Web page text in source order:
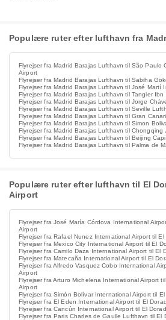
Populære ruter efter lufthavn fra
Flyrejser fra Madrid Barajas Lufthavn til São Paulo
Airport
Flyrejser fra Madrid Barajas Lufthavn til Sabiha
Flyrejser fra Madrid Barajas Lufthavn til José Martí
Flyrejser fra Madrid Barajas Lufthavn til Tangier
Flyrejser fra Madrid Barajas Lufthavn til Jorge
Flyrejser fra Madrid Barajas Lufthavn til Seville
Flyrejser fra Madrid Barajas Lufthavn til Gran
Flyrejser fra Madrid Barajas Lufthavn til Simon
Flyrejser fra Madrid Barajas Lufthavn til Chongqing
Flyrejser fra Madrid Barajas Lufthavn til Beijing
Flyrejser fra Madrid Barajas Lufthavn til Palma de
Populære ruter efter lufthavn til El
Airport
Flyrejser fra José María Córdova International
Airport
Flyrejser fra Rafael Nunez International Airport til
Flyrejser fra Mexico City International Airport til El
Flyrejser fra Camilo Daza International Airport til El
Flyrejser fra Matecaña International Airport til El
Flyrejser fra Alfredo Vasquez Cobo International
Airport
Flyrejser fra Arturo Michelena International Airport
Airport
Flyrejser fra Simón Bolívar International Airport til
Flyrejser fra El Eden International Airport til El
Flyrejser fra Cancún International Airport til El
Flyrejser fra Paris Charles de Gaulle Lufthavn til El